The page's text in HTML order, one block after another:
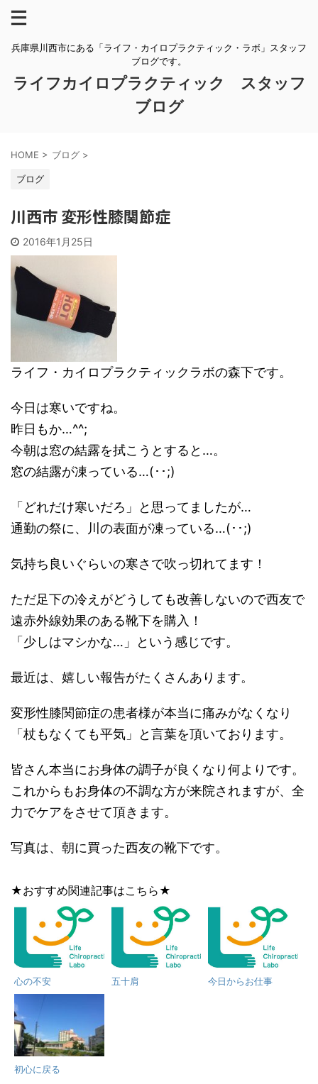
兵庫県川西市にある「ライフ・カイロプラクティック・ラボ」スタッフ
ブログです。
ライフカイロプラクティック スタッフ
ブログ
HOME > ブログ >
ブログ
川西市 変形性膝関節症
2016年1月25日
ライフ・カイロプラクティックラボの森下です。
今日は寒いですね。
昨日もか…^^;
今朝は窓の結露を拭こうとすると…。
窓の結露が凍っている…(･･;)
「どれだけ寒いだろ」と思ってましたが…
通勤の祭に、川の表面が凍っている…(･･;)
気持ち良いぐらいの寒さで吹っ切れてます！
ただ足下の冷えがどうしても改善しないので西友で
遠赤外線効果のある靴下を購入！
「少しはマシかな…」という感じです。
最近は、嬉しい報告がたくさんあります。
変形性膝関節症の患者様が本当に痛みがなくなり
「杖もなくても平気」と言葉を頂いております。
皆さん本当にお身体の調子が良くなり何よりです。
これからもお身体の不調な方が来院されますが、全
力でケアをさせて頂きます。
写真は、朝に買った西友の靴下です。
★おすすめ関連記事はこちら★
心の不安 五十肩 今日からお仕事
初心に戻る